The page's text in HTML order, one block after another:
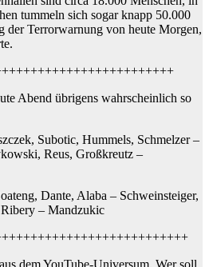
tummeln sich sogar knapp 50.000
der Terrorwarnung von heute Morgen,
Abend übrigens wahrscheinlich so
Subotic, Hummels, Schmelzer –
Reus, Großkreutz –
Dante, Alaba – Schweinsteiger,
– Mandzukic